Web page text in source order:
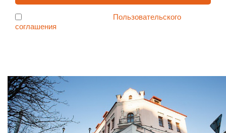
Пользовательского
соглашения